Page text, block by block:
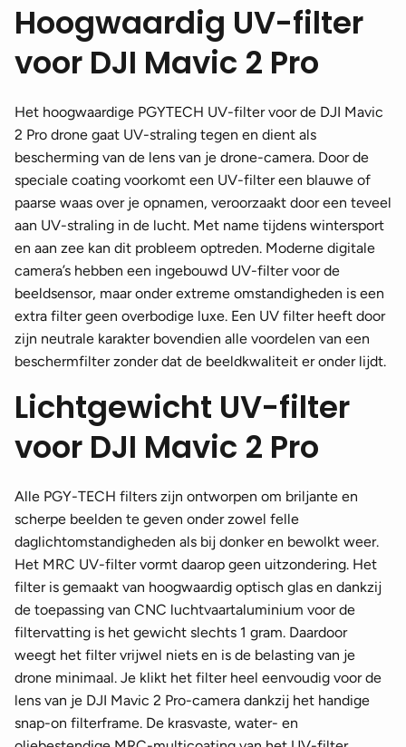
Hoogwaardig UV-filter
voor DJI Mavic 2 Pro
Het hoogwaardige PGYTECH UV-filter voor de DJI Mavic
2 Pro drone gaat UV-straling tegen en dient als
bescherming van de lens van je drone-camera. Door de
speciale coating voorkomt een UV-filter een blauwe of
paarse waas over je opnamen, veroorzaakt door een teveel
aan UV-straling in de lucht. Met name tijdens wintersport
en aan zee kan dit probleem optreden. Moderne digitale
camera’s hebben een ingebouwd UV-filter voor de
beeldsensor, maar onder extreme omstandigheden is een
extra filter geen overbodige luxe. Een UV filter heeft door
zijn neutrale karakter bovendien alle voordelen van een
beschermfilter zonder dat de beeldkwaliteit er onder lijdt.
Lichtgewicht UV-filter
voor DJI Mavic 2 Pro
Alle PGY-TECH filters zijn ontworpen om briljante en
scherpe beelden te geven onder zowel felle
daglichtomstandigheden als bij donker en bewolkt weer.
Het MRC UV-filter vormt daarop geen uitzondering. Het
filter is gemaakt van hoogwaardig optisch glas en dankzij
de toepassing van CNC luchtvaartaluminium voor de
filtervatting is het gewicht slechts 1 gram. Daardoor
weegt het filter vrijwel niets en is de belasting van je
drone minimaal. Je klikt het filter heel eenvoudig voor de
lens van je DJI Mavic 2 Pro-camera dankzij het handige
snap-on filterframe. De krasvaste, water- en